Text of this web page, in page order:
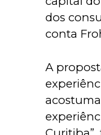
dos
conta
A